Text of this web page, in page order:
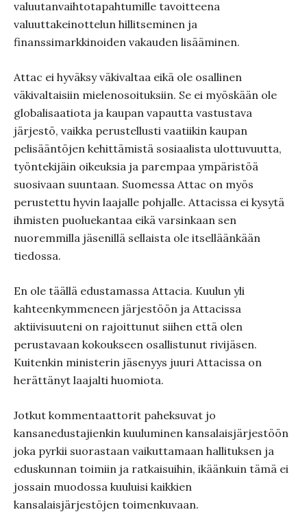
valuutanvaihtotapahtumille tavoitteena
valuuttakeinottelun hillitseminen ja
finanssimarkkinoiden vakauden lisääminen.
Attac ei hyväksy väkivaltaa eikä ole osallinen
väkivaltaisiin mielenosoituksiin. Se ei myöskään ole
globalisaatiota ja kaupan vapautta vastustava
järjestö, vaikka perustellusti vaatiikin kaupan
pelisääntöjen kehittämistä sosiaalista ulottuvuutta,
työntekijäin oikeuksia ja parempaa ympäristöä
suosivaan suuntaan. Suomessa Attac on myös
perustettu hyvin laajalle pohjalle. Attacissa ei kysytä
ihmisten puoluekantaa eikä varsinkaan sen
nuoremmilla jäsenillä sellaista ole itselläänkään
tiedossa.
En ole täällä edustamassa Attacia. Kuulun yli
kahteenkymmeneen järjestöön ja Attacissa
aktiivisuuteni on rajoittunut siihen että olen
perustavaan kokoukseen osallistunut rivijäsen.
Kuitenkin ministerin jäsenyys juuri Attacissa on
herättänyt laajalti huomiota.
Jotkut kommentaattorit paheksuvat jo
kansanedustajienkin kuuluminen kansalaisjärjestöön
joka pyrkii suorastaan vaikuttamaan hallituksen ja
eduskunnan toimiin ja ratkaisuihin, ikäänkuin tämä ei
jossain muodossa kuuluisi kaikkien
kansalaisjärjestöjen toimenkuvaan.